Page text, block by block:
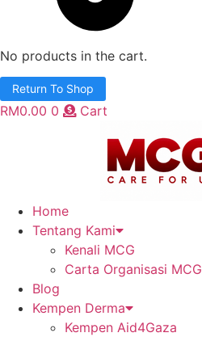
No products in the cart.
Return To Shop
RM0.00 0 Cart
Home
Tentang Kami
Kenali MCG
Carta Organisasi MCG
Blog
Kempen Derma
Kempen Aid4Gaza